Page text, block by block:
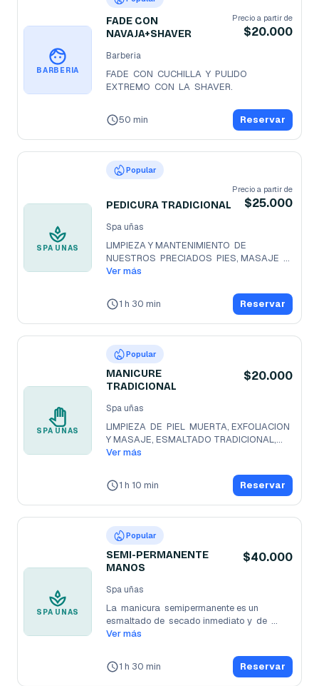
BARBERIA
FADE CON
NAVAJA+SHAVER
Precio a partir de
$20.000
Barberia
FADE  CON  CUCHILLA  Y  PULIDO
EXTREMO  CON  LA  SHAVER.
50 min Reservar
SPA UÑAS
Popular
PEDICURA TRADICIONAL
Precio a partir de
$25.000
Spa uñas
LIMPIEZA Y MANTENIMIENTO  DE
NUESTROS  PRECIADOS  PIES, MASAJE
RELAJANTE,
Ver más
1 h 30 min Reservar
SPA UÑAS
Popular
MANICURE
TRADICIONAL
$20.000
Spa uñas
LIMPIEZA  DE  PIEL  MUERTA, EXFOLIACION
Y MASAJE, ESMALTADO TRADICIONAL,...
Ver más
1 h 10 min Reservar
SPA UÑAS
Popular
SEMI-PERMANENTE
MANOS
$40.000
Spa uñas
La  manicura  semipermanente es un
esmaltado de  secado inmediato y  de
larga...
Ver más
1 h 30 min Reservar